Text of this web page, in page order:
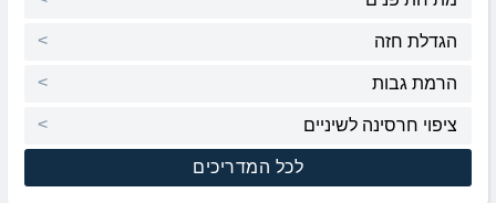
הגדלת חזה
הרמת גבות
ציפוי חרסינה לשיניים
לכל המדריכים